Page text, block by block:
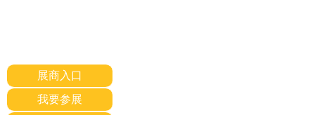
展商入口
我要参展